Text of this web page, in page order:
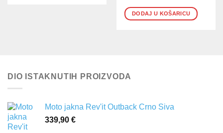
DODAJ U KOŠARICU
DIO ISTAKNUTIH PROIZVODA
Moto jakna Rev'it Outback Crno Siva
339,90 €